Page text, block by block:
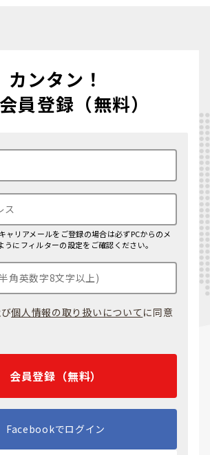
カンタン！
員登録（無料）
ャリアメールをご登録の場合は必ずPCからのメ
うにフィルターの設定をご確認ください。
個人情報の取り扱いについて に同意
会員登録（無料）
Facebookでログイン